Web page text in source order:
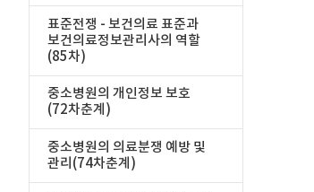
표준전쟁 - 보건의료 표준과
보건의료정보관리사의 역할
(85차)
중소병원의 개인정보 보호
(72차춘계)
중소병원의 의료분쟁 예방 및
관리(74차춘계)